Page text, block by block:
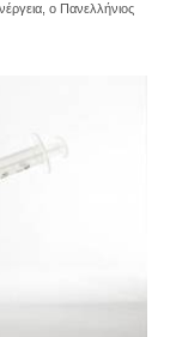
ο Πανελλήνιος